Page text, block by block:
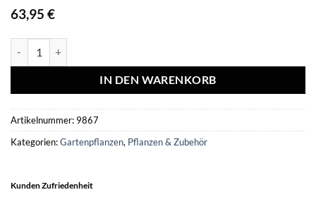
63,95 €
IN DEN WARENKORB
Artikelnummer: 9867
Kategorien:Gartenpflanzen, Pflanzen & Zubehör
Kunden Zufriedenheit